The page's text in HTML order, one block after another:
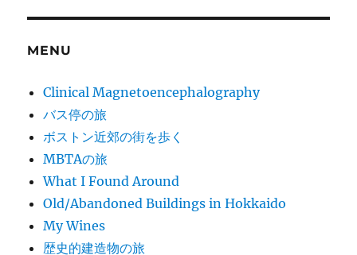
MENU
Clinical Magnetoencephalography
バス停の旅
ボストン近郊の街を歩く
MBTAの旅
What I Found Around
Old/Abandoned Buildings in Hokkaido
My Wines
歴史的建造物の旅